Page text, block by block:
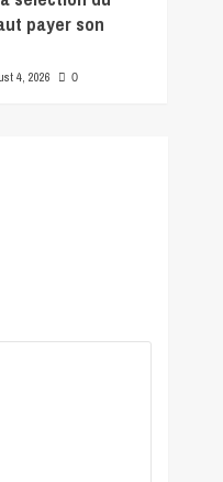
payer son
4, 2026 0